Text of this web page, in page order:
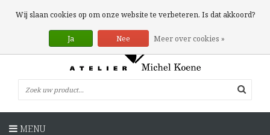
0 Artikelen
MENU
Wij slaan cookies op om onze website te verbeteren. Is dat akkoord?
Ja Nee Meer over cookies »